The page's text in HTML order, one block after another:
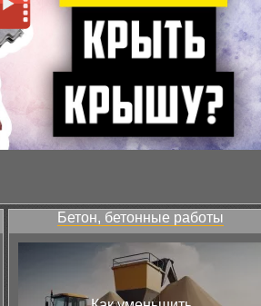
Бетон, бетонные работы